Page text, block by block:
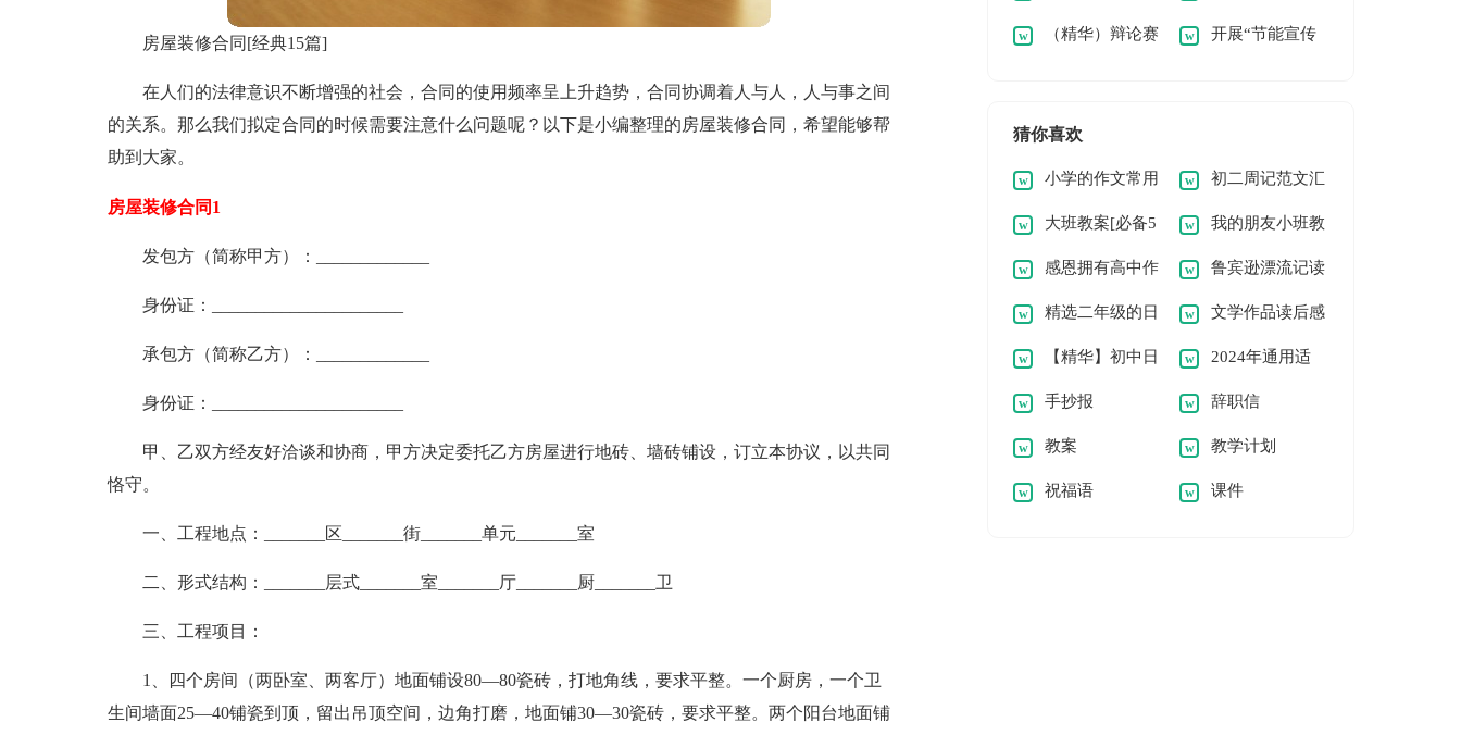
房屋装修合同[经典15篇]
在人们的法律意识不断增强的社会，合同的使用频率呈上升趋势，合同协调着人与人，人与事之间
的关系。那么我们拟定合同的时候需要注意什么问题呢？以下是小编整理的房屋装修合同，希望能够帮
助到大家。
房屋装修合同1
发包方（简称甲方）：_____________
身份证：______________________
承包方（简称乙方）：_____________
身份证：______________________
甲、乙双方经友好洽谈和协商，甲方决定委托乙方房屋进行地砖、墙砖铺设，订立本协议，以共同
恪守。
一、工程地点：_______区_______街_______单元_______室
二、形式结构：_______层式_______室_______厅_______厨_______卫
三、工程项目：
1、四个房间（两卧室、两客厅）地面铺设80—80瓷砖，打地角线，要求平整。一个厨房，一个卫
生间墙面25—40铺瓷到顶，留出吊顶空间，边角打磨，地面铺30—30瓷砖，要求平整。两个阳台地面铺
联谊活动策划书 策划书
（精华）辩论赛 开展“节能宣传
猜你喜欢
小学的作文常用
[15篇]
初二周记范文汇
编【14篇】
大班教案[必备5
篇]
我的朋友小班教
案
感恩拥有高中作
文
鲁宾逊漂流记读
后感18篇
精选二年级的日
记4篇
文学作品读后感
(15篇)
【精华】初中日
记锦集九篇
2024年通用适
合给朋友的早安微信
问候语33句
手抄报 辞职信
教案 教学计划
祝福语 课件